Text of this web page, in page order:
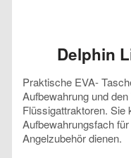
Delphin
Praktische EVA-
Aufbewahrung und
Flüssigattraktoren. Sie
Aufbewahrungsfach
Angelzubehör dienen.